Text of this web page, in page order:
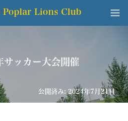
Poplar Lions Club
サッカー大会開催
公開済み: 2024年7月21日